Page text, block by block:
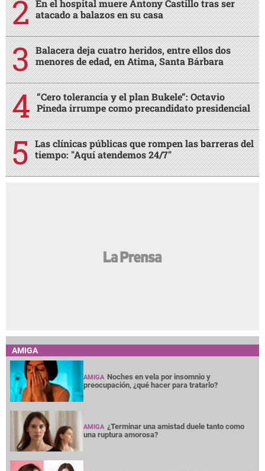
En el hospital muere Antony Castillo tras ser
atacado a balazos en su casa
Balacera deja cuatro heridos, entre ellos dos
menores de edad, en Atima, Santa Bárbara
“Cero tolerancia y el plan Bukele”: Octavio
Pineda irrumpe como precandidato presidencial
Las clínicas públicas que rompen las barreras del
tiempo: "Aquí atendemos 24/7"
AMIGA
AMIGA Noches en vela por insomnio y
preocupación, ¿qué hacer para tratarlo?
AMIGA ¿Terminar una amistad duele tanto como
una ruptura amorosa?